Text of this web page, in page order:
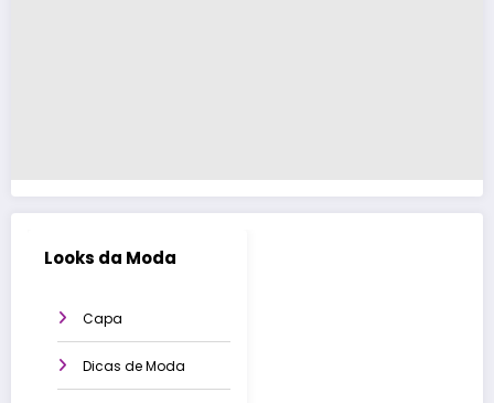
Looks da Moda
Capa
Dicas de Moda